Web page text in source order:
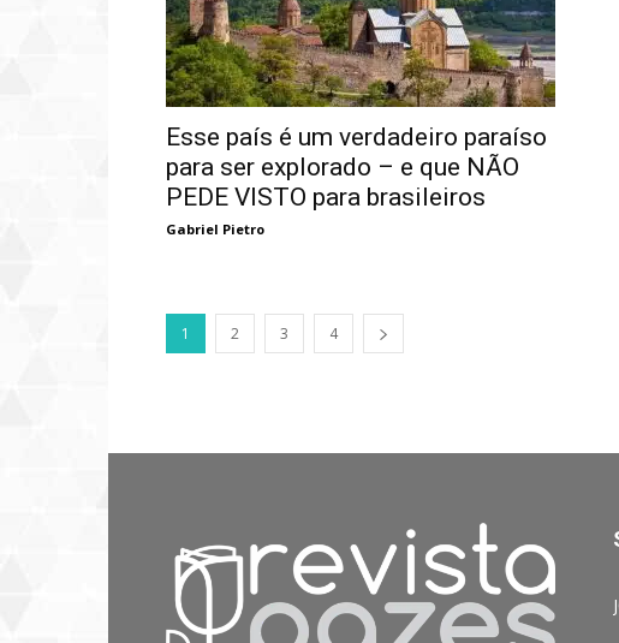
Esse país é um verdadeiro paraíso
para ser explorado – e que NÃO
PEDE VISTO para brasileiros
Gabriel Pietro
1 2 3 4